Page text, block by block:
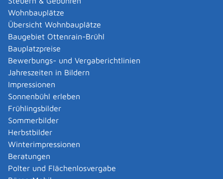
Wohnbauplätze
Übersicht Wohnbauplätze
Baugebiet Ottenrain-Brühl
Bauplatzpreise
Bewerbungs- und Vergaberichtlinien
Jahreszeiten in Bildern
Impressionen
Sonnenbühl erleben
Frühlingsbilder
Sommerbilder
Herbstbilder
Winterimpressionen
Beratungen
Polter und Flächenlosvergabe
Akademische Grade, Titel und Bezeichnungen von
ausländischen Hochschulen führen
Akteneinsicht in und außerhalb von
Verwaltungsverfahren beantragen
Allgemein bildende Schulen - zur Abendrealschule
anmelden
Als berechtigte Person Fahrzeugregisterauskunft
(Halterauskunft) beantragen
Als Servicedienstleisterin oder Servicedienstleister
im Rahmen der Geldwäscheaufsicht registrieren
Altenpfleger, Arbeitserzieher, Haus- und
Familienpfleger, Heilerziehungsassistent,
Heilpädagoge, Jugend- und Heimerzieher,
Sozialarbeiter, Sozialpädagoge mit ausländischer
Berufsausbildung – Erlaubnis zur Führung der